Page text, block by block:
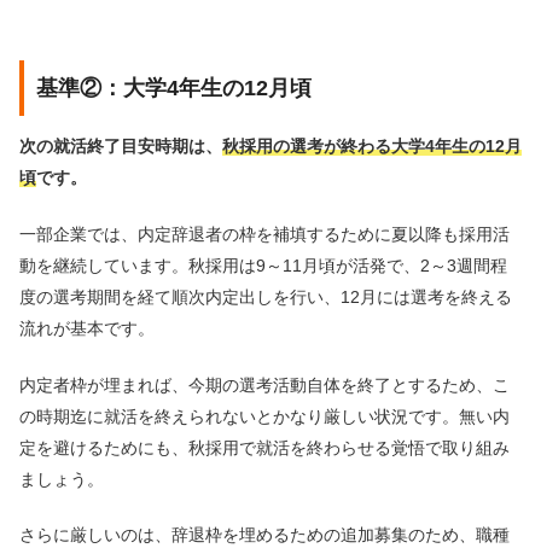
基準②：大学4年生の12月頃
次の就活終了目安時期は、 秋採用の選考が終わる大学4年生の12月
頃です。
一部企業では、内定辞退者の枠を補填するために夏以降も採用活
動を継続しています。秋採用は9～11月頃が活発で、2～3週間程
度の選考期間を経て順次内定出しを行い、12月には選考を終える
流れが基本です。
内定者枠が埋まれば、今期の選考活動自体を終了とするため、こ
の時期迄に就活を終えられないとかなり厳しい状況です。無い内
定を避けるためにも、秋採用で就活を終わらせる覚悟で取り組み
ましょう。
さらに厳しいのは、辞退枠を埋めるための追加募集のため、職種